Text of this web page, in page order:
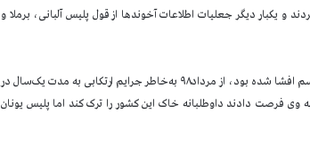
و یکبار دیگر جعلیات اطلاعات آخوندها از قول پلیس آلبانی، برملا و
احسان بیدی که نخستین بار در اطلاعیه ۱۱ آذر۱۳۹۲ کمیسیون امنیت و ضدتروریسم افشا شده بود، از مرداد۹۸ به‌خاطر جرایم ارتکابی به مدت یک‌سال در
وی فرصت دادند داوطلبانه خاک این کشور را ترک کند اما پلیس یونان